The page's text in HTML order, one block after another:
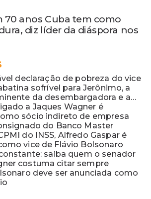
70 anos Cuba tem como
diz líder da diáspora nos
declaração de pobreza do vice
sofrível para Jerônimo, a
da desembargadora e a
para o MP baiano
a Jaques Wagner é
sócio indireto de empresa
do Banco Master
do INSS, Alfredo Gaspar é
vice de Flávio Bolsonaro
saiba quem o senador
costuma citar sempre
deve ser anunciada como